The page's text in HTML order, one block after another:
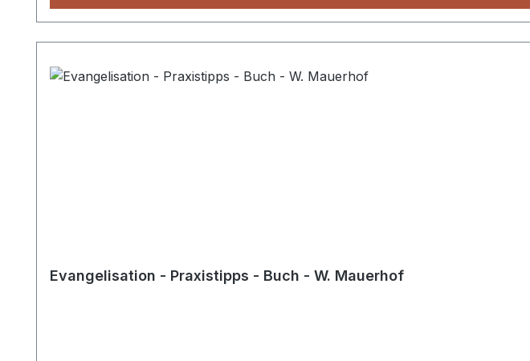
Evangelisation - Praxistipps - Buch - W. Mauerhof